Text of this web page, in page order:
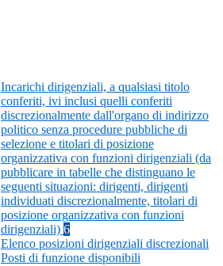
Incarichi dirigenziali, a qualsiasi titolo
conferiti, ivi inclusi quelli conferiti
discrezionalmente dall'organo di indirizzo
politico senza procedure pubbliche di
selezione e titolari di posizione
organizzativa con funzioni dirigenziali (da
pubblicare in tabelle che distinguano le
seguenti situazioni: dirigenti, dirigenti
individuati discrezionalmente, titolari di
posizione organizzativa con funzioni
dirigenziali) 6
Elenco posizioni dirigenziali discrezionali
Posti di funzione disponibili